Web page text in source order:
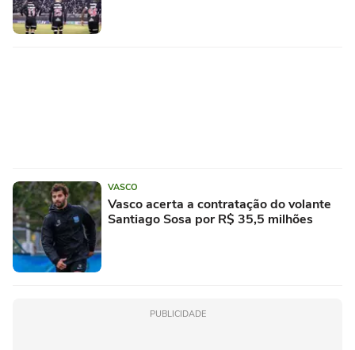
VASCO
Vasco acerta a contratação do volante
Santiago Sosa por R$ 35,5 milhões
PUBLICIDADE